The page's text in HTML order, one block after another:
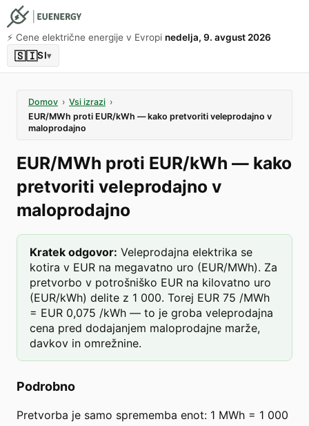
⚡️ Cene električne energije v Evropi nedelja, 9. avgust 2026
🇸🇮SI▾
Domov › Vsi izrazi ›
EUR/MWh proti EUR/kWh — kako pretvoriti veleprodajno v
maloprodajno
EUR/MWh proti EUR/kWh — kako
pretvoriti veleprodajno v
maloprodajno
Kratek odgovor: Veleprodajna elektrika se
kotira v EUR na megavatno uro (EUR/MWh). Za
pretvorbo v potrošniško EUR na kilovatno uro
(EUR/kWh) delite z 1 000. Torej EUR 75 /MWh
= EUR 0,075 /kWh — to je groba veleprodajna
cena pred dodajanjem maloprodajne marže,
davkov in omrežnine.
Podrobno
Pretvorba je samo sprememba enot: 1 MWh = 1 000